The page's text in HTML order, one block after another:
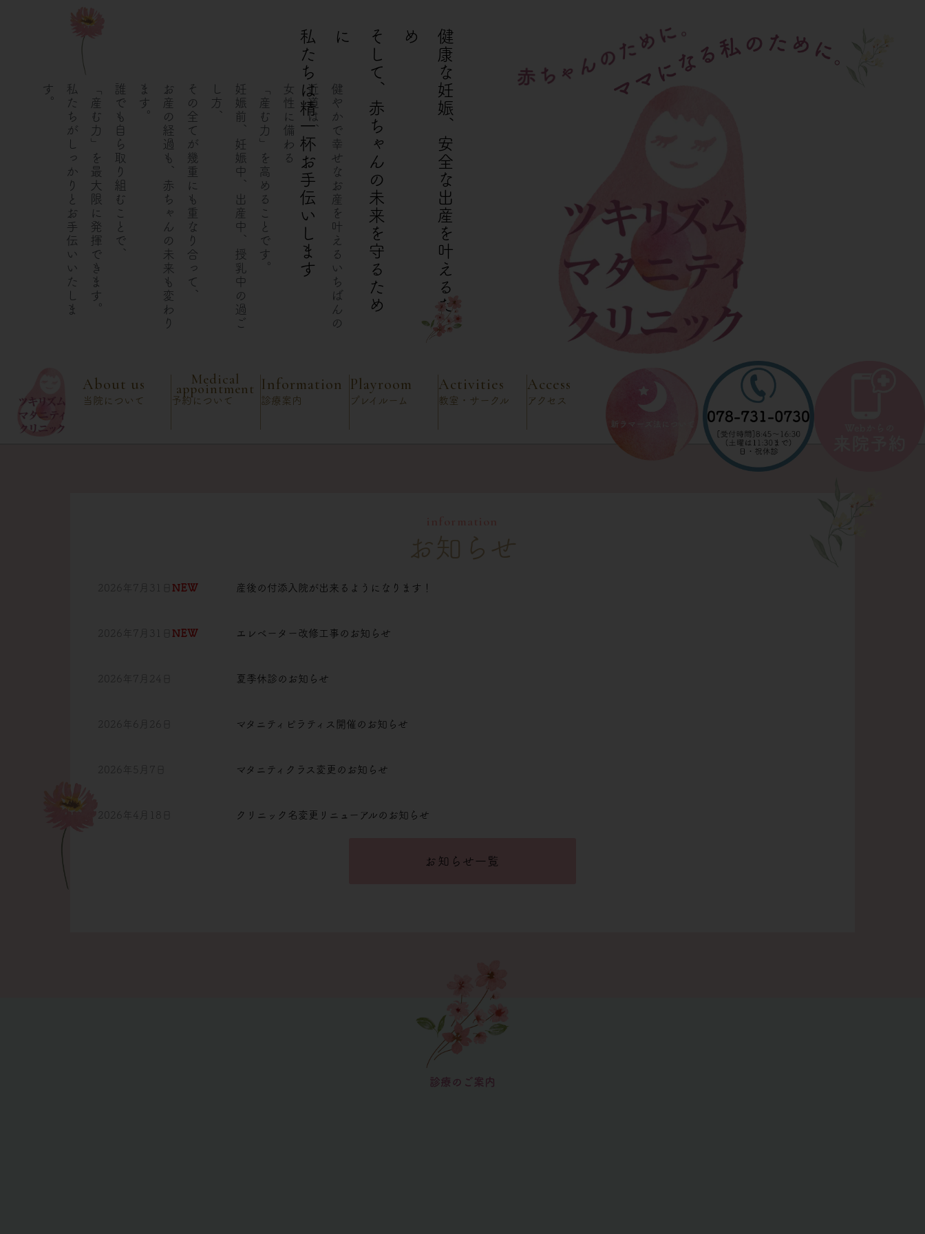
健
や
か
で
幸
せ
な
お
産
を
叶
え
る
い
ち
ば
ん
の
近
道
は
、
女性に備わる
「産む力」
を高めることです。
妊
娠
前
、
妊
娠
中
、
出
産
中
、
授
乳
中
の
過
ご
し
方
、
その全てが幾重にも重なり合って、
お
産
の
経
過
も
、
赤
ち
ゃ
ん
の
未
来
も
変
わ
り
ま
す
。
誰でも自ら取り組むことで、
「産む力」を最大限に発揮できます。
私
た
ち
が
し
っ
か
り
と
お
手
伝
い
い
た
し
ま
す
。 健
康
な
妊
娠
、
安
全
な
出
産
を
叶
え
る
た
め
そ
し
て
、
赤
ち
ゃ
ん
の
未
来
を
守
る
た
め
に
私たちは精一杯お手伝いします
About us
当院について
Medical
appointment
予約について
Information
診療案内
Playroom
プレイルーム
Activities
教室・サークル
Access
アクセス
お知らせ
2026年7月31日 NEW 産後の付添入院が出来るようになります！
2026年7月31日 NEW エレベーター改修工事のお知らせ
2026年7月24日 夏季休診のお知らせ
2026年6月26日 マタニティピラティス開催のお知らせ
2026年5月7日 マタニティクラス変更のお知らせ
2026年4月18日 クリニック名変更リニューアルのお知らせ
お知らせ一覧
診療のご案内